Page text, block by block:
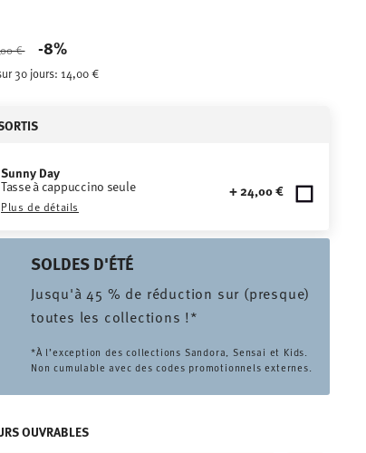
€
-8%
30 jours:14,00 €
Sunny Day
Tasse à cappuccino seule
Plus de détails
+ 24,00 €
SOLDES D'ÉTÉ
Jusqu'à 45 % de réduction sur (presque)
toutes les collections !*
*À l’exception des collections Sandora, Sensai et Kids.
Non cumulable avec des codes promotionnels externes.
OUVRABLES